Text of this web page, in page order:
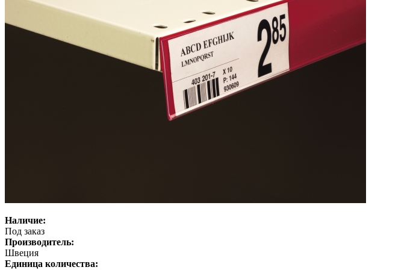
Наличие:
Под заказ
Производитель:
Швеция
Единица количества: